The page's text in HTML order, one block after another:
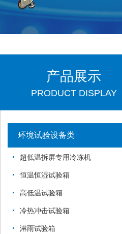
产品展示
PRODUCT DISPLAY
环境试验设备类
超低温拆屏专用冷冻机
恒温恒湿试验箱
高低温试验箱
冷热冲击试验箱
淋雨试验箱